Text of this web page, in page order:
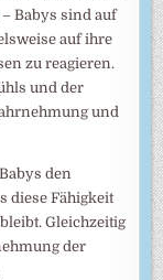
Babys sind auf
auf ihre
zu reagieren.
und der
und
den
diese Fähigkeit
Gleichzeitig
der